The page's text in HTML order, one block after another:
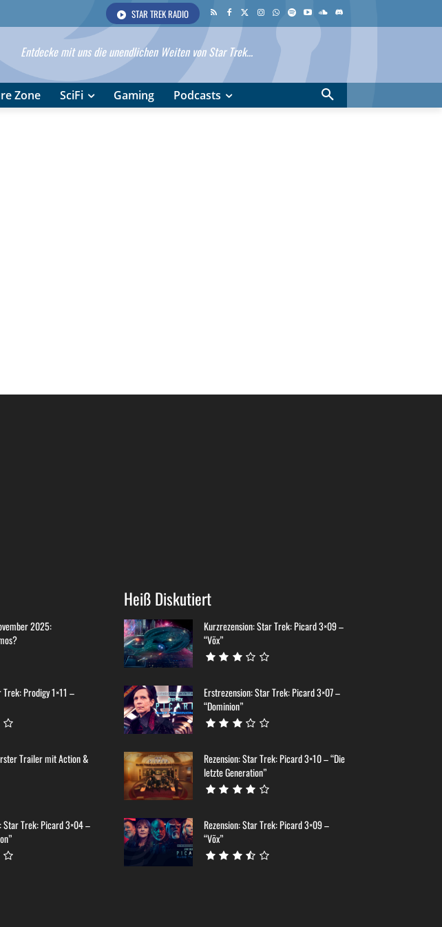
STAR TREK RADIO
Entdecke mit uns die unendlichen Weiten von Star Trek...
Zone SciFi Gaming Podcasts
2025:
Trek: Prodigy 1×11 –
Trailer mit Action &
Star Trek: Picard 3×04 –
Heiß Diskutiert
Kurzrezension: Star Trek: Picard 3×09 –
“Võx”
Erstrezension: Star Trek: Picard 3×07 –
“Dominion”
Rezension: Star Trek: Picard 3×10 – “Die
letzte Generation”
Rezension: Star Trek: Picard 3×09 –
“Võx”